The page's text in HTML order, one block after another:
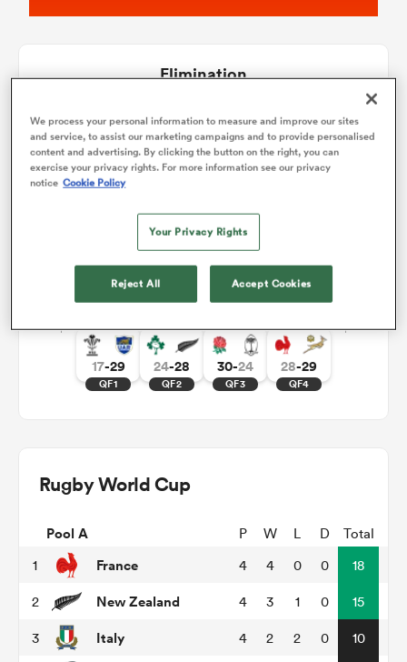
Elimination
11-12
6-44 15-16
SF2
17-29
QF1
24-28
QF2
30-24
QF3
28-29
QF4
Rugby World Cup
Pool A P W L D
Total
1
France 4 4 0 0 18
2 New Zealand 4 3 1 0 15
3 Italy 4 2 2 0 10
We process your personal information to measure and improve our sites
and service, to assist our marketing campaigns and to provide personalised
content and advertising. By clicking the button on the right, you can
exercise your privacy rights. For more information see our privacy
notice Cookie Policy
Your Privacy Rights
Reject All Accept Cookies